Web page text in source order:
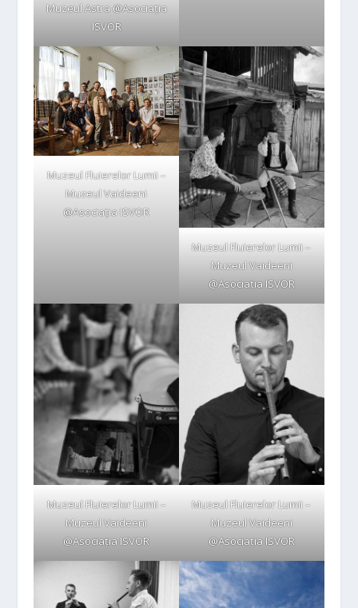
Muzeul Astra @Asociația
ISVOR
Muzeul Fluierelor Lumii –
Muzeul Vaideeni
@Asociația ISVOR
Muzeul Fluierelor Lumii –
Muzeul Vaideeni
@Asociația ISVOR
Muzeul Fluierelor Lumii –
Muzeul Vaideeni
@Asociația ISVOR
Muzeul Fluierelor Lumii –
Muzeul Vaideeni
@Asociația ISVOR